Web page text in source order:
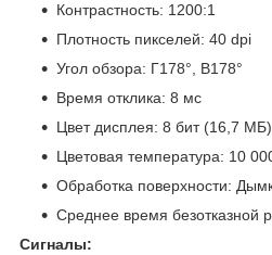
Контрастность: 1200:1
Плотность пикселей: 40 dpi
Угол обзора: Г178°, В178°
Время отклика: 8 мс
Цвет дисплея: 8 бит (16,7 МБ)
Цветовая температура: 10
Обработка поверхности:
Среднее время безотказной
Сигналы: